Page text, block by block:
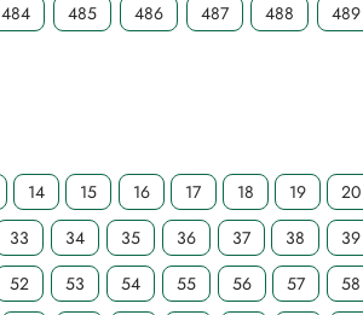
484 485 486 487 488
489
14 15 16 17 18 19
20
33 34 35 36 37 38
39
52 53 54 55 56 57
58